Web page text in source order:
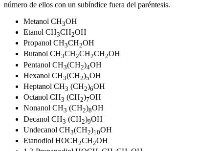
número de ellos con un subíndice fuera del paréntesis.
Metanol CH3OH
Etanol CH3CH2OH
Propanol CH3CH2OH
Butanol CH3CH2CH2CH2OH
Pentanol CH3(CH2)4OH
Hexanol CH3(CH2)5OH
Heptanol CH3 (CH2)6OH
Octanol CH3 (CH2)7OH
Nonanol CH3 (CH2)8OH
Decanol CH3 (CH2)9OH
Undecanol CH3(CH2)10OH
Etanodiol HOCH2CH2OH